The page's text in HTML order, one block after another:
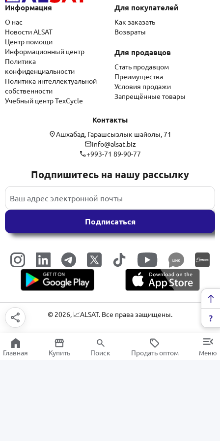
Информация
О нас
Новости ALSAT
Центр помощи
Информационный центр
Политика
конфиденциальности
Политика интеллектуальной
собственности
Учебный центр TexCycle
Для покупателей
Как заказать
Возвраты
Для продавцов
Стать продавцом
Преимущества
Условия продажи
Запрещённые товары
Контакты
Ашхабад, Гарашсызлык шайолы, 71
info@alsat.biz
+993-71 89-90-77
Подпишитесь на нашу рассылку
Подписаться
LINK
© 2026, 📈ALSAT. Все права защищены.
Главная Купить Поиск Продать оптом Меню